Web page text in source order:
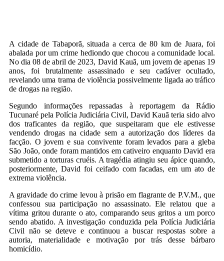
A cidade de Tabaporã, situada a cerca de 80 km de Juara, foi
abalada por um crime hediondo que chocou a comunidade local.
No dia 08 de abril de 2023, David Kauã, um jovem de apenas 19
anos, foi brutalmente assassinado e seu cadáver ocultado,
revelando uma trama de violência possivelmente ligada ao tráfico
de drogas na região.
Segundo informações repassadas à reportagem da Rádio
Tucunaré pela Polícia Judiciária Civil, David Kauã teria sido alvo
dos traficantes da região, que suspeitaram que ele estivesse
vendendo drogas na cidade sem a autorização dos líderes da
facção. O jovem e sua convivente foram levados para a gleba
São João, onde foram mantidos em cativeiro enquanto David era
submetido a torturas cruéis. A tragédia atingiu seu ápice quando,
posteriormente, David foi ceifado com facadas, em um ato de
extrema violência.
A gravidade do crime levou à prisão em flagrante de P.V.M., que
confessou sua participação no assassinato. Ele relatou que a
vítima gritou durante o ato, comparando seus gritos a um porco
sendo abatido. A investigação conduzida pela Polícia Judiciária
Civil não se deteve e continuou a buscar respostas sobre a
autoria, materialidade e motivação por trás desse bárbaro
homicídio.